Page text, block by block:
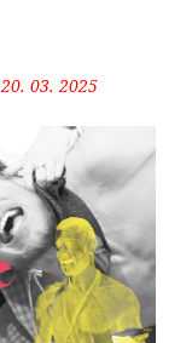
20. 03. 2025